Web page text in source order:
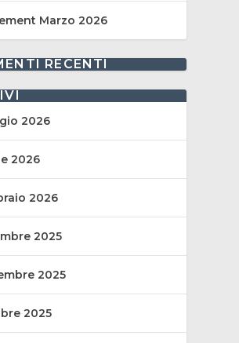
Marzo 2026
RECENTI
2026
2026
2026
2025
2025
2025